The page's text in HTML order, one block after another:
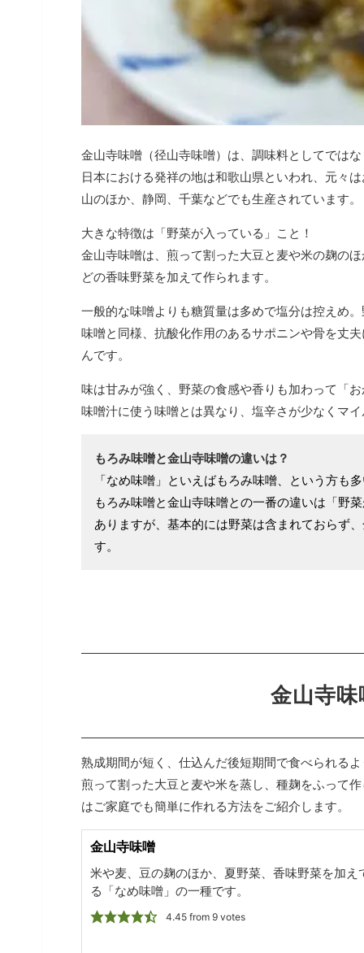
金山寺味噌（径山寺味噌）は、調味料としてでは
日本における発祥の地は和歌山県といわれ、元々
山のほか、静岡、千葉などでも生産されています。
大きな特徴は「野菜が入っている」こと！
金山寺味噌は、煎って割った大豆と麦や米の麹の
どの香味野菜を加えて作られます。
一般的な味噌よりも糖質量は多めで塩分は控えめ
味噌と同様、抗酸化作用のあるサポニンや骨を丈
んです。
味は甘みが強く、野菜の食感や香りも加わって「
味噌汁に使う味噌とは異なり、塩辛さが少なくマ
もろみ味噌と金山寺味噌の違いは？
「なめ味噌」といえばもろみ味噌、という方も
もろみ味噌と金山寺味噌との一番の違いは「野
ありますが、基本的には野菜は含まれておらず
す。
金山寺
熟成期間が短く、仕込んだ後短期間で食べられる
煎って割った大豆と麦や米を蒸し、種麹をふって
はご家庭でも簡単に作れる方法をご紹介します。
金山寺味噌
米や麦、豆の麹のほか、夏野菜、香味野菜を加
る「なめ味噌」の一種です。
4.45from 9votes